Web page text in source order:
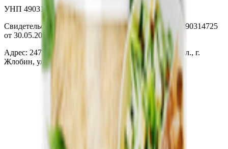
УНП 490314725
Свидетельство о государственной регистрации № 490314725
от 30.05.2003г выдано Гомельским облисполкомом
Адрес: 247210, Республика Беларусь, Гомельская обл., г.
Жлобин, ул. Козлова 2-А